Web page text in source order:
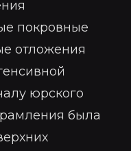
покровные
отложения
юрского
была